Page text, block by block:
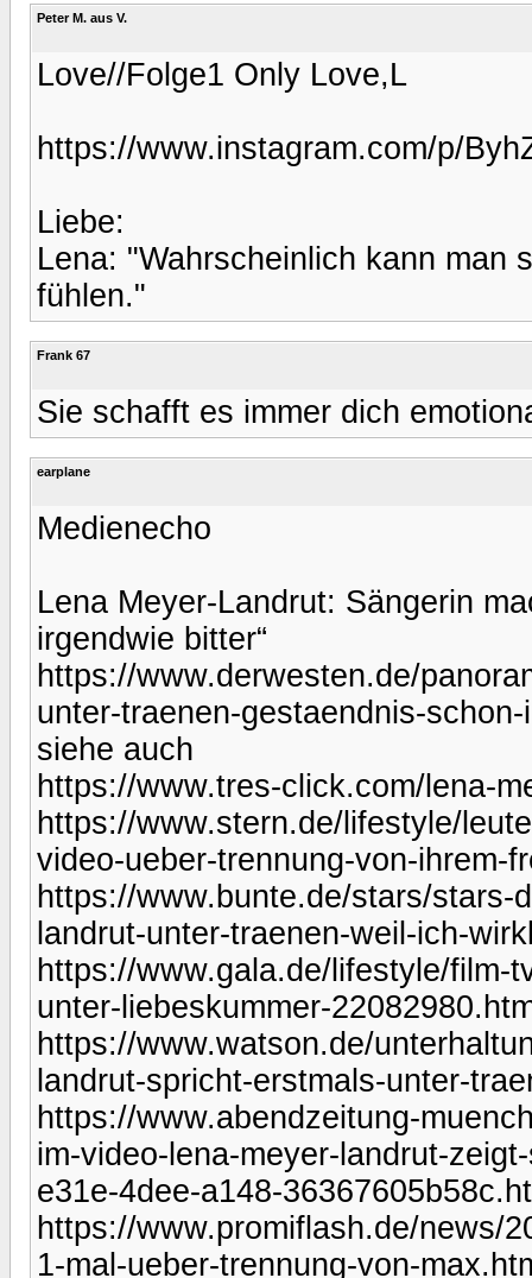
Peter M. aus V.
Love//Folge1 Only Love,L
https://www.instagram.com/p/
Liebe:
Lena: "Wahrscheinlich kann man
fühlen."
Frank 67
Sie schafft es immer dich
earplane
Medienecho
Lena Meyer-Landrut: Sängerin
irgendwie bitter“
https://www.derwesten.de/
unter-traenen-gestaendnis-
siehe auch
https://www.tres-click.com/lena-
https://www.stern.de/lifestyle/
video-ueber-trennung-von-ihrem-
https://www.bunte.de/stars/stars-
landrut-unter-traenen-weil-ich-
https://www.gala.de/lifestyle/film-
unter-liebeskummer-
https://www.watson.de/
landrut-spricht-erstmals-unter-
https://www.abendzeitung-
im-video-lena-meyer-landrut-
e31e-4dee-a148-
https://www.promiflash.de/news/
1-mal-ueber-trennung-von-